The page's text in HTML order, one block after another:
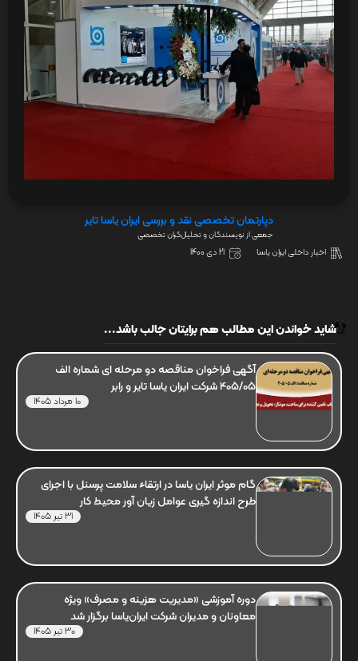
دپارتمان تخصصی نقد و بررسی ایران یاسا تایر
جمعی از نویسندگان و تحلیل‌گران تخصصی
اخبار داخلی ایران یاسا 21 دی 1400
شاید خواندن این مطالب هم برایتان جالب باشد...
آگهی فراخوان مناقصه دو مرحله ای شماره الف
405/05 شرکت ایران یاسا تایر و رابر
10 مرداد 1405
گام موثر ایران یاسا در ارتقاء سلامت پرسنل با اجرای
طرح اندازه گیری عوامل زیان آور محیط کار
31 تیر 1405
دوره آموزشی «مدیریت هزینه و مصرف» ویژه
معاونان و مدیران شرکت ایران‌یاسا برگزار شد
30 تیر 1405